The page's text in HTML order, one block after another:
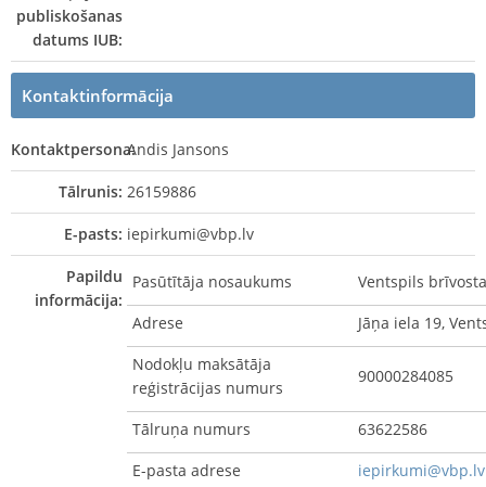
publiskošanas
datums IUB:
Kontaktinformācija
Kontaktpersona:Andis Jansons
Tālrunis: 26159886
E-pasts: iepirkumi@vbp.lv
Papildu
informācija:
Pasūtītāja nosaukums
Ventspils
Adrese
Jāņa iela 19,
Nodokļu maksātāja
reģistrācijas numurs
90000284085
Tālruņa numurs
63622586
E-pasta adrese
iepirkumi@vbp.lv